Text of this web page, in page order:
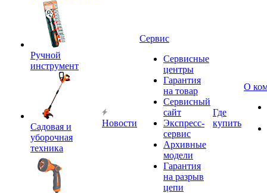
Ручной
инструмент
Садовая и
уборочная
техника
Новости
Сервис
Сервисные
центры
Гарантия
на товар
Сервисный
сайт
Экспресс-
сервис
Архивные
модели
Гарантия
на разрыв
цепи
Где
купить
О